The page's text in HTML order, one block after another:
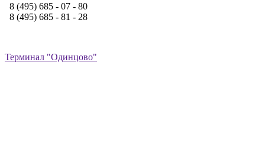
8 (495) 685 - 07 - 80
8 (495) 685 - 81 - 28
Терминал "Одинцово"